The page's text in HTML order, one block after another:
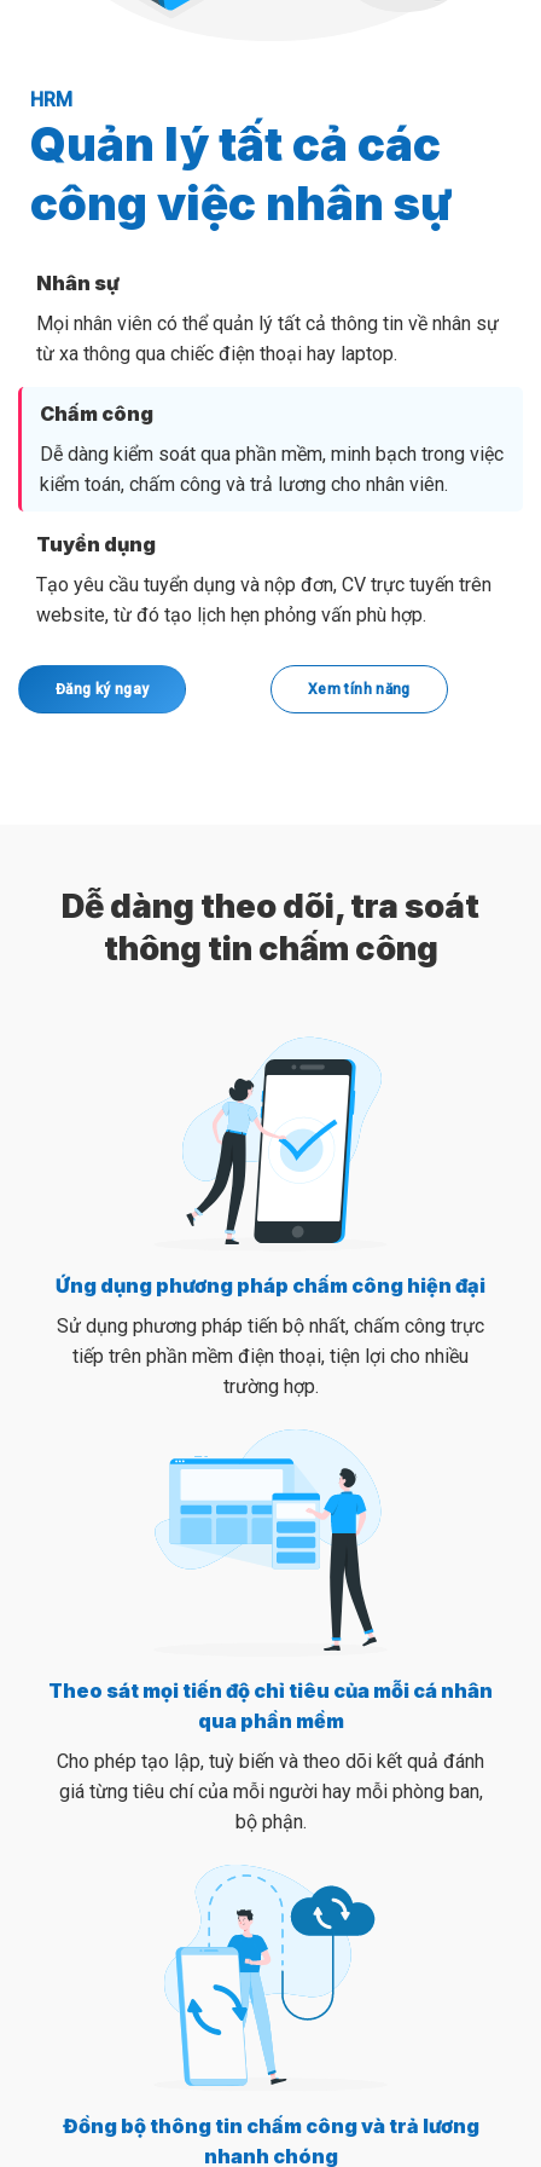
HRM
Quản lý tất cả các
công việc nhân sự
Nhân sự
Mọi nhân viên có thể quản lý tất cả thông tin về nhân sự
từ xa thông qua chiếc điện thoại hay laptop.
Chấm công
Dễ dàng kiểm soát qua phần mềm, minh bạch trong việc
kiểm toán, chấm công và trả lương cho nhân viên.
Tuyển dụng
Tạo yêu cầu tuyển dụng và nộp đơn, CV trực tuyến trên
website, từ đó tạo lịch hẹn phỏng vấn phù hợp.
Đăng ký ngay Xem tính năng
Dễ dàng theo dõi, tra soát
thông tin chấm công
Ứng dụng phương pháp chấm công hiện đại
Sử dụng phương pháp tiến bộ nhất, chấm công trực
tiếp trên phần mềm điện thoại, tiện lợi cho nhiều
trường hợp.
Theo sát mọi tiến độ chỉ tiêu của mỗi cá nhân
qua phần mềm
Cho phép tạo lập, tuỳ biến và theo dõi kết quả đánh
giá từng tiêu chí của mỗi người hay mỗi phòng ban,
bộ phận.
Đồng bộ thông tin chấm công và trả lương
nhanh chóng